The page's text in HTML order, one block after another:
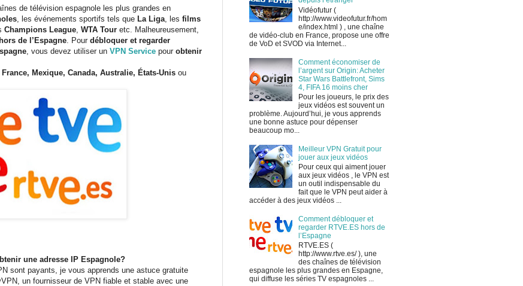
de télévision espagnole les plus grandes en
, les événements sportifs tels que La Liga , les films
Champions League WTA Tour etc. Malheureusement,
de l’Espagne . Pour débloquer et regarder
, vous devez utiliser un VPN Service pour obtenir
Mexique, Canada, Australie, États-Unis ou
une adresse IP Espagnole?
sont payants, je vous apprends une astuce gratuite
un fournisseur de VPN fiable et stable avec une
Vidéofutur (
http://www.videofutur.fr/hom
e/index.html ) , une chaîne
de vidéo-club en France, propose une offre
de VoD et SVOD via Internet...
Comment économiser de
l’argent sur Origin: Acheter
Star Wars Battlefront, Sims
4, FIFA 16 moins cher
Pour les joueurs, le prix des
jeux vidéos est souvent un
problème. Aujourd’hui, je vous apprends
une bonne astuce pour dépenser
beaucoup mo...
Meilleur VPN Gratuit pour
jouer aux jeux vidéos
Pour ceux qui aiment jouer
aux jeux vidéos , le VPN est
un outil indispensable du
fait que le VPN peut aider à
accéder à des jeux vidéos ...
Comment débloquer et
regarder RTVE.ES hors de
l’Espagne
RTVE.ES (
http://www.rtve.es/ ), une
des chaînes de télévision
espagnole les plus grandes en Espagne,
qui diffuse les séries TV espagnoles ...